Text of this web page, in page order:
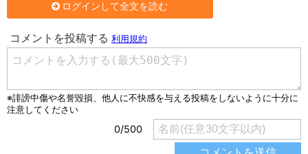
ログインして全文を読む